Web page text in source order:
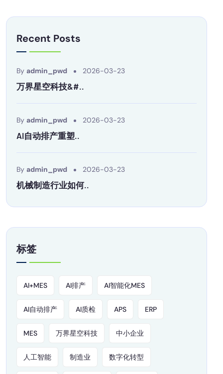
Recent Posts
By admin_pwd 2026-03-23
万界星空科技&#..
By admin_pwd 2026-03-23
AI自动排产重塑..
By admin_pwd 2026-03-23
机械制造行业如何..
标签
AI+MES AI排产 AI智能化MES
AI自动排产 AI质检 APS ERP
MES 万界星空科技 中小企业
人工智能 制造业 数字化转型